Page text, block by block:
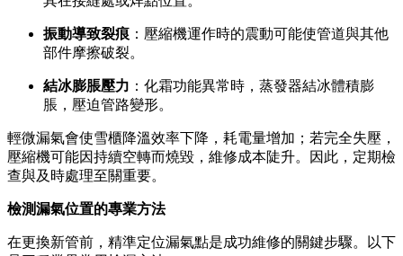
振動導致裂痕 ：壓縮機運作時的震動可能使管道與其他
部件摩擦破裂。
結冰膨脹壓力 ：化霜功能異常時，蒸發器結冰體積膨
脹，壓迫管路變形。
輕微漏氣會使雪櫃降溫效率下降，耗電量增加；若完全失壓，
壓縮機可能因持續空轉而燒毀，維修成本陡升。因此，定期檢
查與及時處理至關重要。
檢測漏氣位置的專業方法
在更換新管前，精準定位漏氣點是成功維修的關鍵步驟。以下